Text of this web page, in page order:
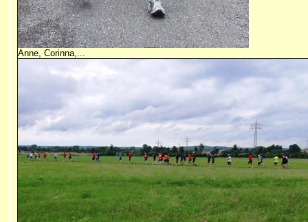
Anne, Corinna,...